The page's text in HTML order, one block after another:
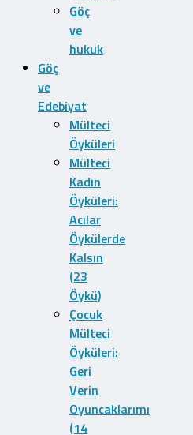
Göç
ve
hukuk
Göç
ve
Edebiyat
Mülteci
Öyküleri
Mülteci
Kadın
Öyküleri:
Acılar
Öykülerde
Kalsın
(23
Öykü)
Çocuk
Mülteci
Öyküleri:
Geri
Verin
Oyuncaklarımı
(14